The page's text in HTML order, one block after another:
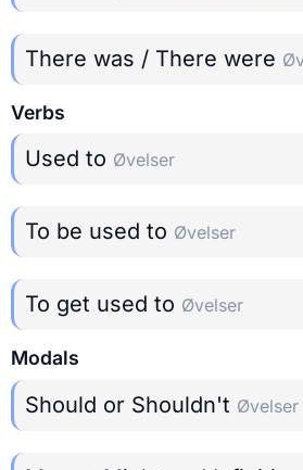
There was / There were
Verbs
Used to Øvelser
To be used to Øvelser
To get used to Øvelser
Modals
Should or Shouldn't Øvelser